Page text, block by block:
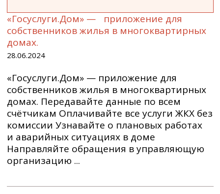
«Госуслуги.Дом» — приложение для
собственников жилья в многоквартирных
домах.
28.06.2024
«Госуслуги.Дом» — приложение для
собственников жилья в многоквартирных
домах. Передавайте данные по всем
счётчикам Оплачивайте все услуги ЖКХ без
комиссии Узнавайте о плановых работах
и аварийных ситуациях в доме
Направляйте обращения в управляющую
организацию ...